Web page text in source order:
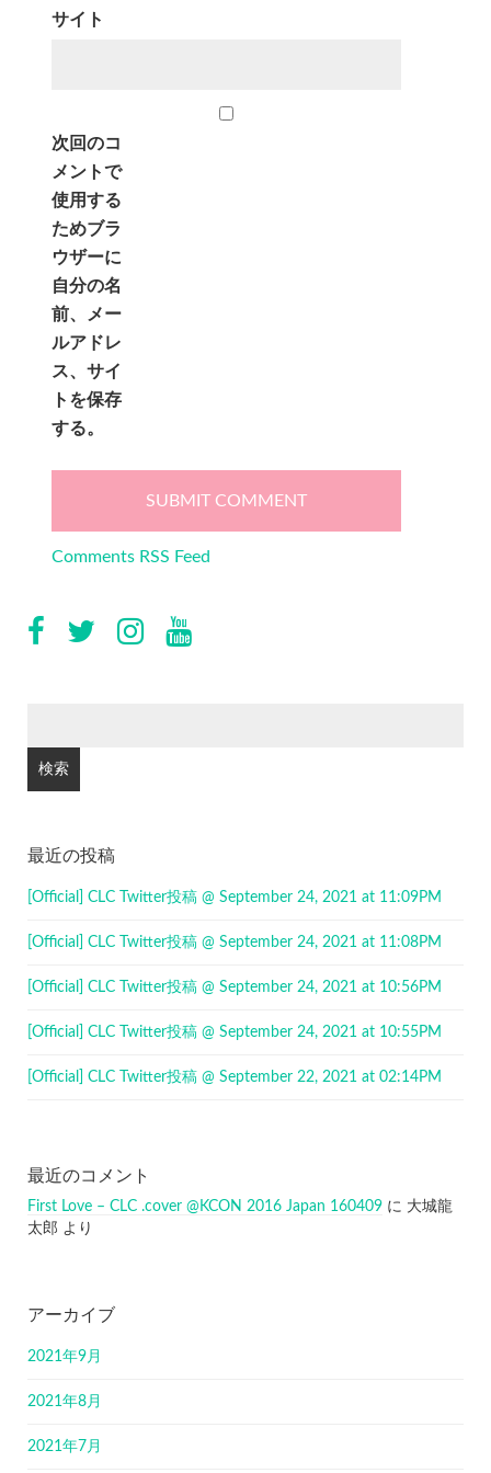
サイト
次回のコ
メントで
使用する
ためブラ
ウザーに
自分の名
前、メー
ルアドレ
ス、サイ
トを保存
する。
Comments RSS Feed
最近の投稿
[Official] CLC Twitter投稿 @ September 24, 2021 at 11:09PM
[Official] CLC Twitter投稿 @ September 24, 2021 at 11:08PM
[Official] CLC Twitter投稿 @ September 24, 2021 at 10:56PM
[Official] CLC Twitter投稿 @ September 24, 2021 at 10:55PM
[Official] CLC Twitter投稿 @ September 22, 2021 at 02:14PM
最近のコメント
First Love – CLC .cover @KCON 2016 Japan 160409 に 大城龍
太郎 より
アーカイブ
2021年9月
2021年8月
2021年7月